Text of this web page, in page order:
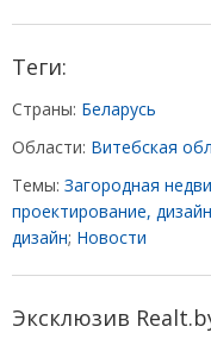
Теги:
Страны: Беларусь
Области: Витебская
Темы: Загородная
проектирование, дизайн
дизайн; Новости
Эксклюзив